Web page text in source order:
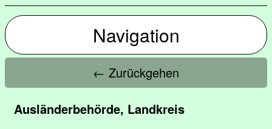
Navigation
← Zurückgehen
Ausländerbehörde, Landkreis